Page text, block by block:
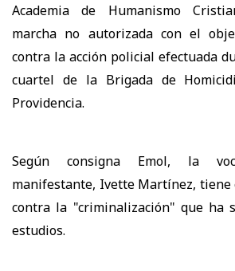
Academia de Humanismo
marcha no autorizada con el
contra la acción policial efectuada
cuartel de la Brigada de
Providencia.
Según consigna Emol, la
manifestante, Ivette Martínez,
contra la "criminalización" que ha
estudios.